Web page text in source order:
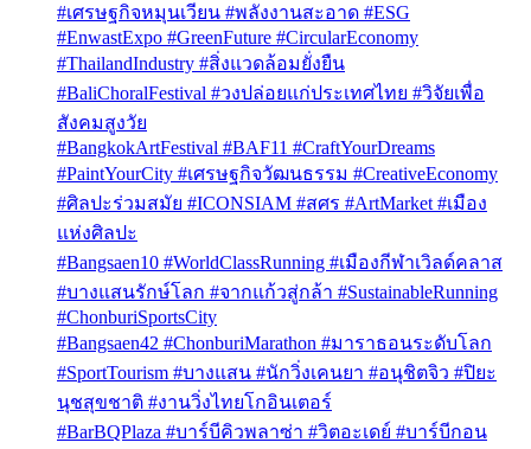
#เศรษฐกิจหมุนเวียน #พลังงานสะอาด #ESG
#EnwastExpo #GreenFuture #CircularEconomy
#ThailandIndustry #สิ่งแวดล้อมยั่งยืน
#BaliChoralFestival #วงปล่อยแก่ประเทศไทย #วิจัยเพื่อ
สังคมสูงวัย
#BangkokArtFestival #BAF11 #CraftYourDreams
#PaintYourCity #เศรษฐกิจวัฒนธรรม #CreativeEconomy
#ศิลปะร่วมสมัย #ICONSIAM #สศร #ArtMarket #เมือง
แห่งศิลปะ
#Bangsaen10 #WorldClassRunning #เมืองกีฬาเวิลด์คลาส
#บางแสนรักษ์โลก #จากแก้วสู่กล้า #SustainableRunning
#ChonburiSportsCity
#Bangsaen42 #ChonburiMarathon #มาราธอนระดับโลก
#SportTourism #บางแสน #นักวิ่งเคนยา #อนุชิตจิว #ปิยะ
นุชสุขชาติ #งานวิ่งไทยโกอินเตอร์
#BarBQPlaza #บาร์บีคิวพลาซ่า #วิตอะเดย์ #บาร์บีกอน